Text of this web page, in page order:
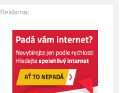
Reklama: